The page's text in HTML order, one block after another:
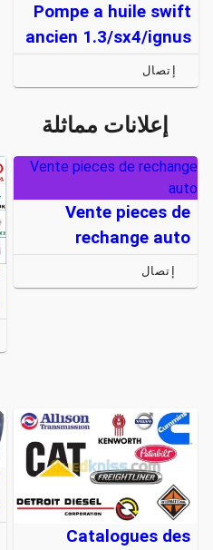
Pompe a huile swift
ancien 1.3/sx4/ignus
إتصال
إعلانات مماثلة
Vente pieces de rechange
auto
Vente pieces de
rechange auto
إتصال
Catalogues des